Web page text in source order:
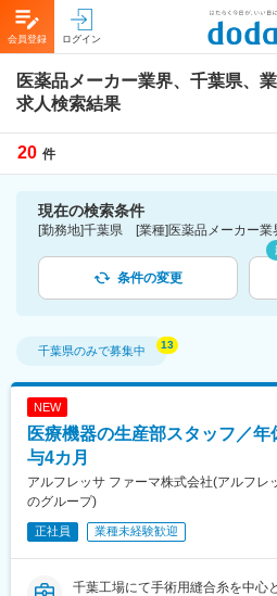
会員登録 ログイン
医薬品メーカー業界、千葉県、
求人検索結果
20 件
現在の検索条件
条件の変更
千葉県のみで募集中
NEW
医療機器の生産部スタッフ／
与4カ月
アルフレッサ ファーマ株式会社(アルフレ
のグループ)
正社員 業種未経験歓迎
千葉工場にて手術用縫合糸を中心